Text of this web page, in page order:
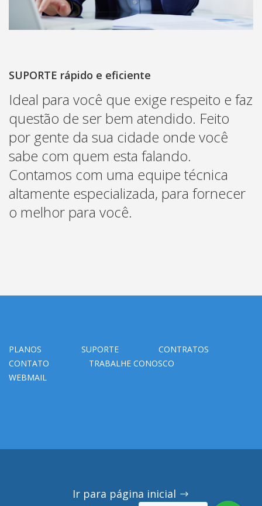
SUPORTE rápido e eficiente
Ideal para você que exige respeito e faz
questão de ser bem atendido. Feito
por gente da sua cidade onde você
sabe com quem esta falando.
Contamos com uma equipe técnica
altamente especializada, para fornecer
o melhor para você.
PLANOS SUPORTE
CONTRATOS
CONTATO
TRABALHE CONOSCO
WEBMAIL
Ir para página inicial